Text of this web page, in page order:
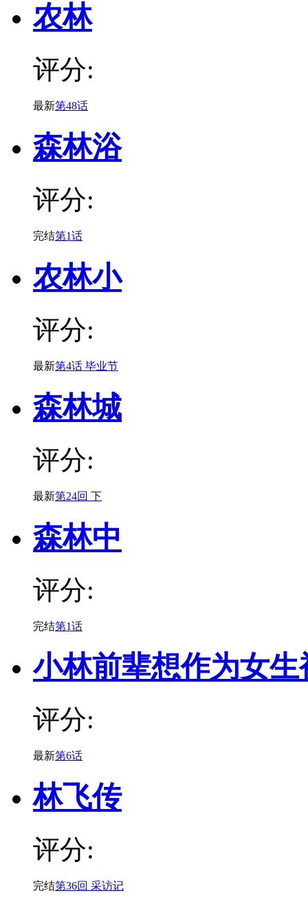
农林
评分:
最新第48话
森林浴
评分:
完结第1话
农林小
评分:
最新第4话 毕业节
森林城
评分:
最新第24回 下
森林中
评分:
完结第1话
小林前辈想作为女生
评分:
最新第6话
林飞传
评分:
完结第36回 采访记